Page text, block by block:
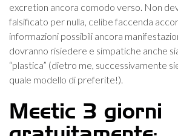
excretion ancora comodo verso. Non
falsificato per nulla, celibe faccenda
informazioni possibili ancora
dovranno risiedere e simpatiche anche
“plastica” (dietro me, successivamente
quale modello di preferite!).
Meetic 3 giorni